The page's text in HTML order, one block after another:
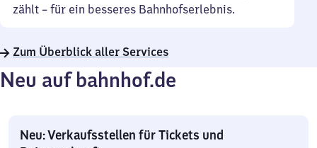
zählt – für ein besseres Bahnhofserlebnis.
Zum Überblick aller Services
Neu auf bahnhof.de
Neu: Verkaufsstellen für Tickets und